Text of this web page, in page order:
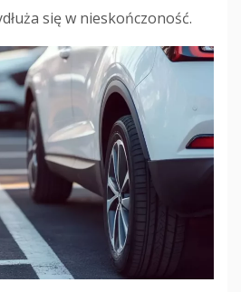
się w nieskończoność.